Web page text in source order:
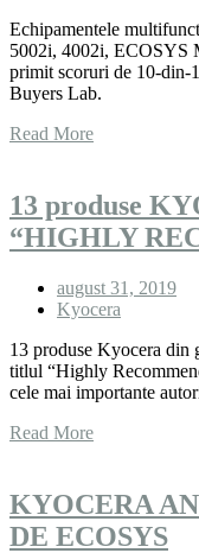
Echipamentele
5002i, 4002i, ECOSYS
primit scoruri de 10-din-
Buyers Lab.
Read More
13 produse
“HIGHLY
august 31, 2019
Kyocera
13 produse Kyocera
titlul “Highly
cele mai importante
Read More
KYOCERA
DE ECOSYS